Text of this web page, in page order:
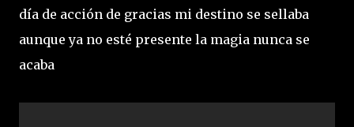
día de acción de gracias mi destino se sellaba
aunque ya no esté presente la magia nunca se
acaba